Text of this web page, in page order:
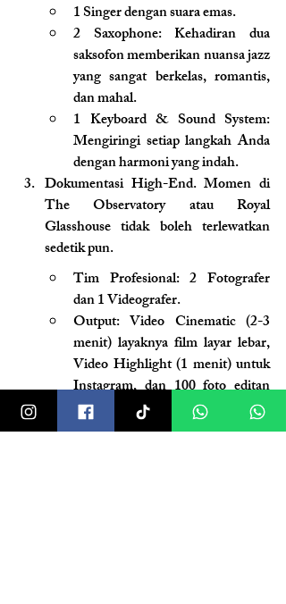
1 Singer dengan suara emas.
2 Saxophone: Kehadiran dua
saksofon memberikan nuansa jazz
yang sangat berkelas, romantis,
dan mahal.
1 Keyboard & Sound System:
Mengiringi setiap langkah Anda
dengan harmoni yang indah.
Dokumentasi High-End. Momen di
The Observatory atau Royal
Glasshouse tidak boleh terlewatkan
sedetik pun.
Tim Profesional: 2 Fotografer
dan 1 Videografer.
Output: Video Cinematic (2-3
menit) layaknya film layar lebar,
Video Highlight (1 menit) untuk
Instagram, dan 100 foto editan
terbaik (seluruh file mentah
diserahkan via Google